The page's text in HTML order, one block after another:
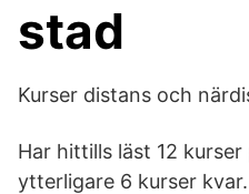
stad
Kurser distans och
Har hittills läst 12
ytterligare 6 kurser